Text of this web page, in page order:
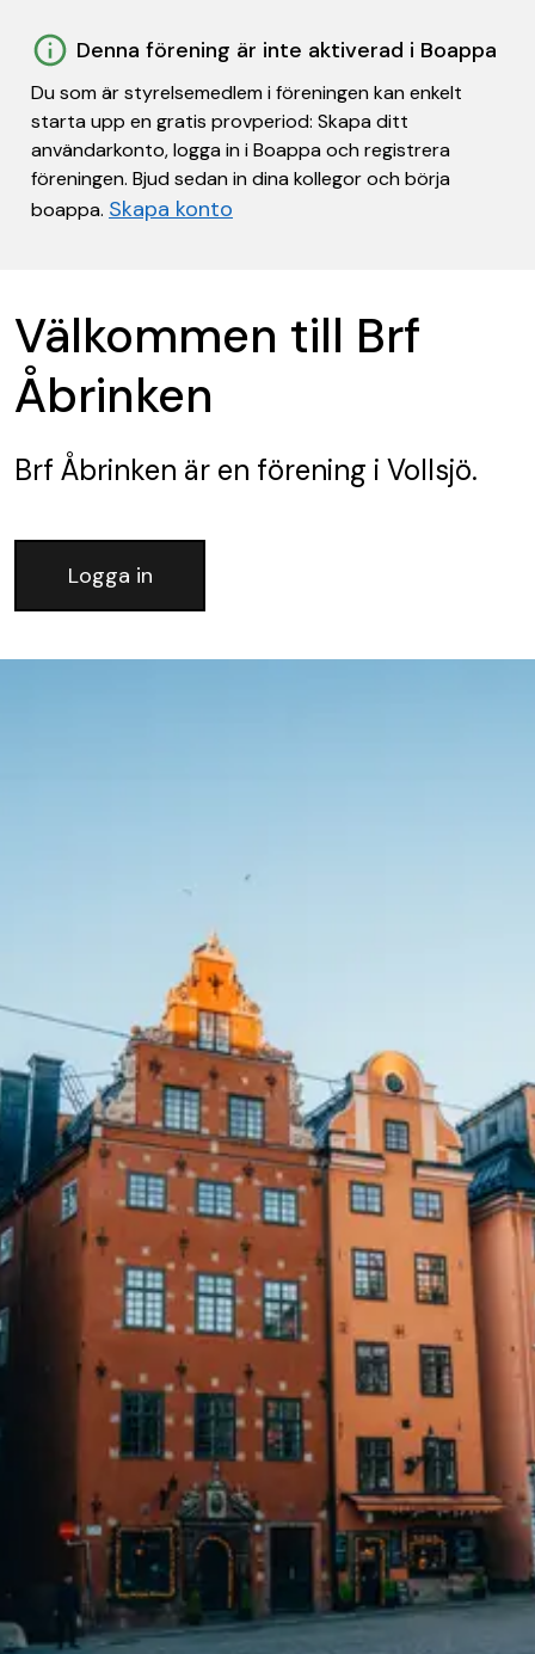
Denna förening är inte aktiverad i Boappa
Du som är styrelsemedlem i föreningen kan enkelt
starta upp en gratis provperiod: Skapa ditt
användarkonto, logga in i Boappa och registrera
föreningen. Bjud sedan in dina kollegor och börja
boappa. Skapa konto
Välkommen till Brf
Åbrinken
Brf Åbrinken är en förening i Vollsjö.
Logga in